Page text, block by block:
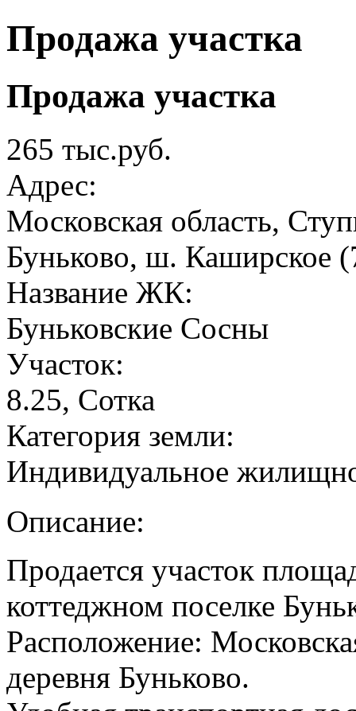
Продажа участка
Продажа участка
265 тыс.руб.
Адрес:
Московская область,
Буньково, ш.
Название ЖК:
Буньковские Сосны
Участок:
8.25, Сотка
Категория земли:
Индивидуальное
Описание:
Продается участок
коттеджном поселке
Расположение:
деревня Буньково.